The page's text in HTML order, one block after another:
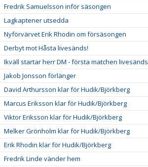
Fredrik Samuelsson inför säsongen
Lagkaptener utsedda
Nyförvärvet Erik Rhodin om försäsongen
Derbyt mot Håsta livesänds!
Ikväll startar herr DM - första matchen livesänds
Jakob Jonsson förlänger
David Arthursson klar för Hudik/Björkberg
Marcus Eriksson klar för Hudik/Björkberg
Viktor Eriksson klar för Hudik/Björkberg
Melker Grönholm klar för Hudik/Björkberg
Erik Rhodin klar för Hudik/Björkberg
Fredrik Linde vänder hem